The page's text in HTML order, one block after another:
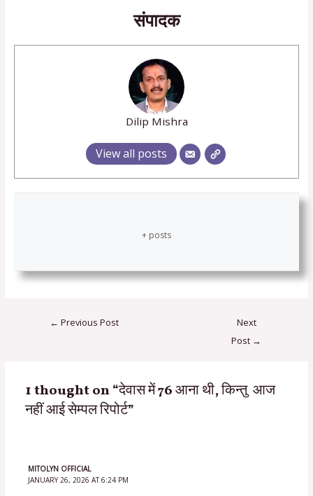
संपादक
Dilip Mishra
View all posts
+ posts
← Previous Post
Next
Post →
1 thought on “देवास में 76 आना थी, किन्तु आज
नहीं आई सेम्पल रिपोर्ट”
MITOLYN OFFICIAL
JANUARY 26, 2026 AT 6:24 PM